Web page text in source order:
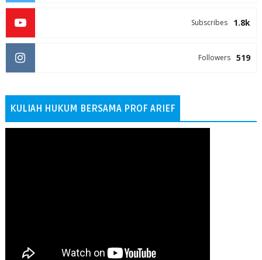
1.8k
Subscribes
519
Followers
KULIAH HUKUM BERSAMA PROF ARIEF